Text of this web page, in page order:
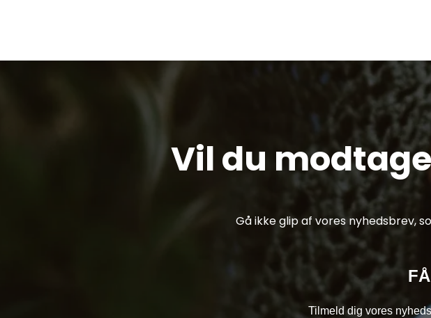
Vil du
Gå ikke glip af vores nyhedsbrev,
Tilmeld dig vores